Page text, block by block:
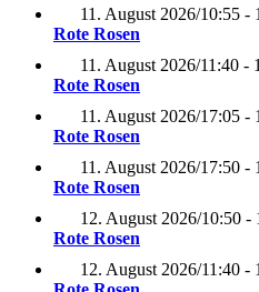
11. August 2026/10:55 -
Rote Rosen
11. August 2026/11:40 -
Rote Rosen
11. August 2026/17:05 -
Rote Rosen
11. August 2026/17:50 -
Rote Rosen
12. August 2026/10:50 -
Rote Rosen
12. August 2026/11:40 -